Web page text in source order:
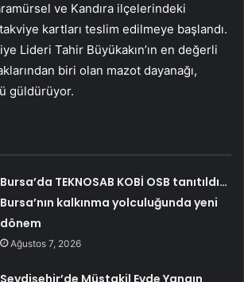
ve Kandıra ilçelerindeki
kartları teslim edilmeye başlandı.
Lideri Tahir Büyükakın’ın en değerli
biri olan mazot dayanağı,
güldürüyor.
Bursa’da TEKNOSAB KOBİ OSB tanıtıldı…
Bursa’nın kalkınma yolculuğunda yeni
dönem
Ağustos 7, 2026